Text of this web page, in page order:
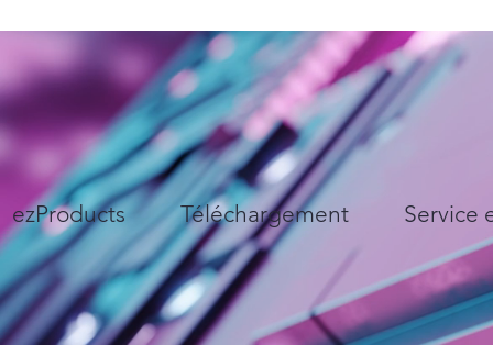
ezProducts Téléchargement Service